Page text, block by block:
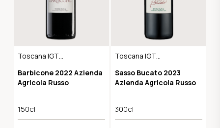
Toscana IGT
Barbicone 2022 Azienda
Agricola Russo
150cl
Toscana IGT
Sasso Bucato 2023
Azienda Agricola Russo
300cl